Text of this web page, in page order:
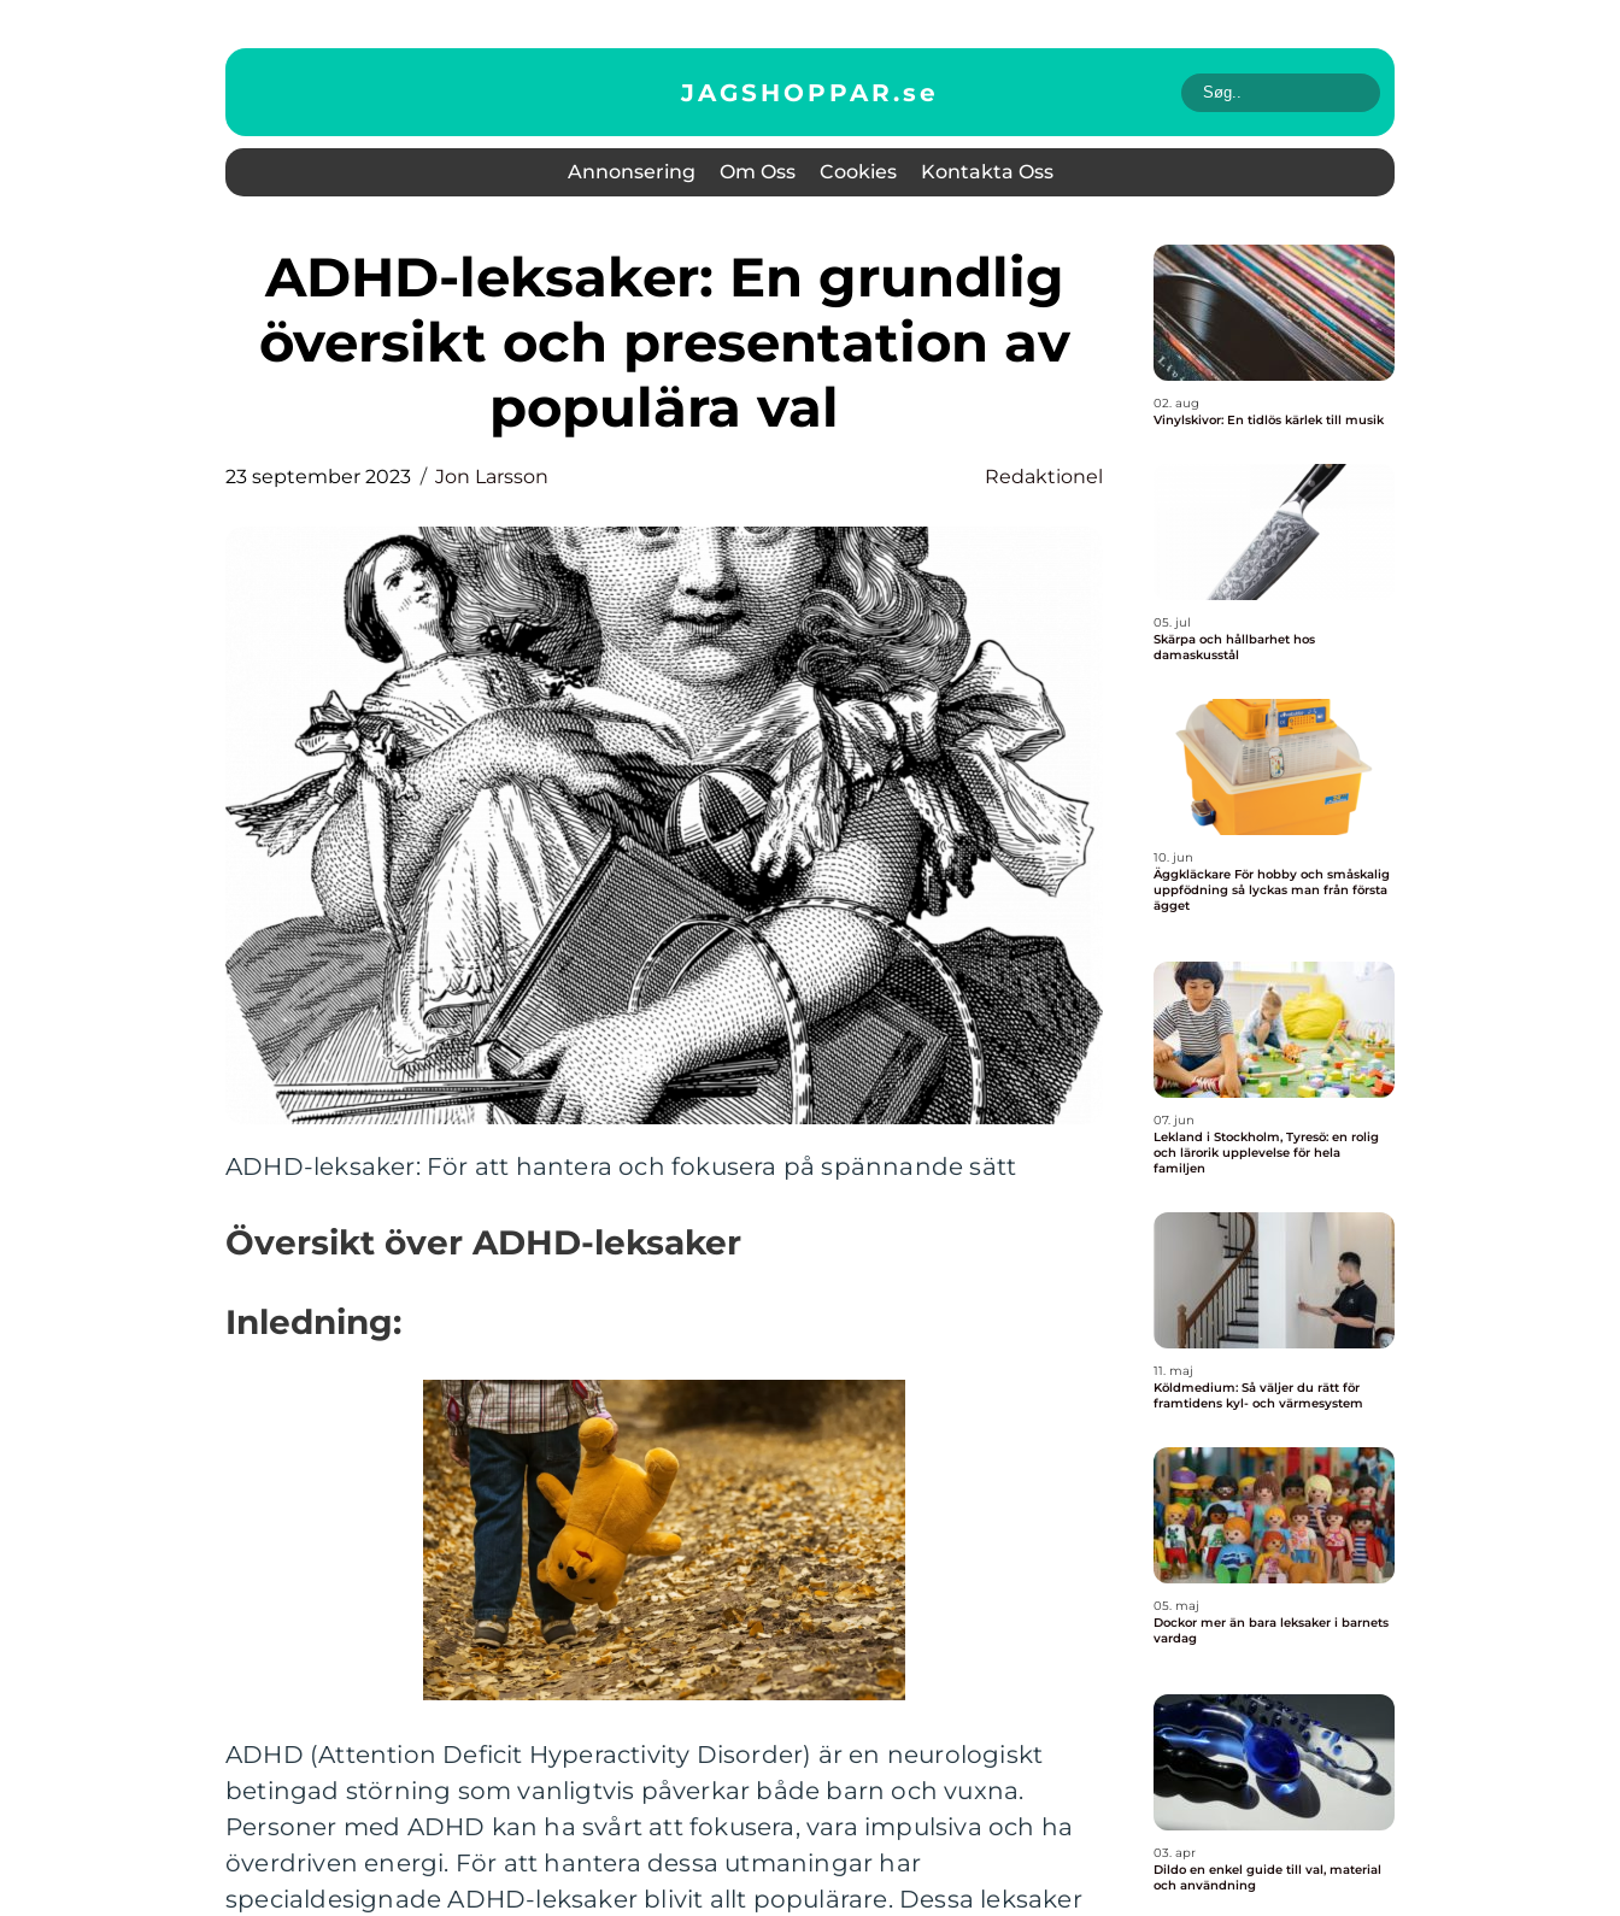
JAGSHOPPAR.se
Annonsering Om Oss Cookies Kontakta Oss
ADHD-leksaker: En grundlig
översikt och presentation av
populära val
23 september 2023 Jon Larsson Redaktionel
ADHD-leksaker: För att hantera och fokusera på spännande sätt
Översikt över ADHD-leksaker
Inledning:
ADHD (Attention Deficit Hyperactivity Disorder) är en neurologiskt
betingad störning som vanligtvis påverkar både barn och vuxna.
Personer med ADHD kan ha svårt att fokusera, vara impulsiva och ha
överdriven energi. För att hantera dessa utmaningar har
specialdesignade ADHD-leksaker blivit allt populärare. Dessa leksaker
02. aug
Vinylskivor: En tidlös kärlek till musik
05. jul
Skärpa och hållbarhet hos
damaskusstål
10. jun
Äggkläckare För hobby och småskalig
uppfödning så lyckas man från första
ägget
07. jun
Lekland i Stockholm, Tyresö: en rolig
och lärorik upplevelse för hela
familjen
11. maj
Köldmedium: Så väljer du rätt för
framtidens kyl- och värmesystem
05. maj
Dockor mer än bara leksaker i barnets
vardag
03. apr
Dildo en enkel guide till val, material
och användning